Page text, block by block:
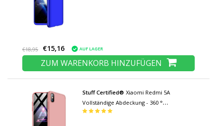
€18,95 €15,16 AUF LAGER
ZUM WARENKORB HINZUFÜGEN
Stuff Certified® Xiaomi Redmi 5A
Vollständige Abdeckung - 360 °
Gehäusetasche + Displayschutzfolie